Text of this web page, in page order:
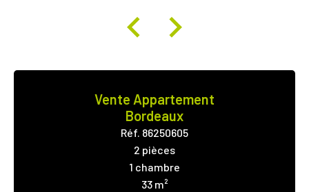
Vente Appartement
Bordeaux
Réf. 86250605
2 pièces
1 chambre
33 m²